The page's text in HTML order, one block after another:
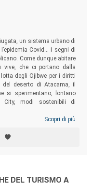
un sistema urbano di
Covid... I segni di
Come dunque abitare
vive, che ci portano dalla
degli Ojibwe per i diritti
deserto di Atacama, il
si sperimentano, lontano
City, modi sostenibili di
Scopri di più
DEL TURISMO A